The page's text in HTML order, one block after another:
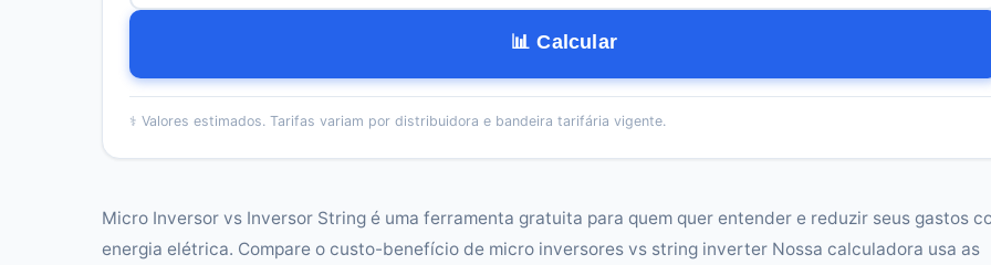
📊 Calcular
⚕️ Valores estimados. Tarifas variam por distribuidora e bandeira tarifária vigente.
Micro Inversor vs Inversor String é uma ferramenta gratuita para quem quer entender e reduzir seus gastos
energia elétrica. Compare o custo-benefício de micro inversores vs string inverter Nossa calculadora usa as